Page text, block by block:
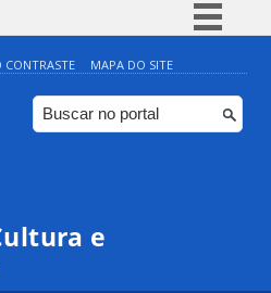
Simplifique!
Comunica BR
Participe
CONTRASTE MAPA DO SITE
e